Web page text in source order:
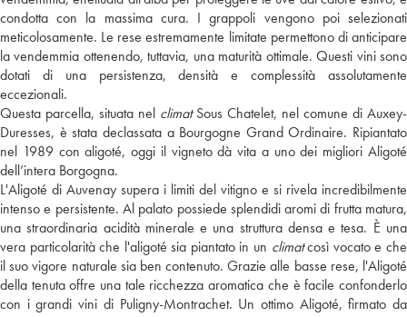
condotta con la massima cura. I grappoli vengono poi selezionati
meticolosamente. Le rese estremamente limitate permettono di anticipare
la vendemmia ottenendo, tuttavia, una maturità ottimale. Questi vini sono
dotati di una persistenza, densità e complessità assolutamente
eccezionali.
Questa parcella, situata nel climatSous Chatelet, nel comune di Auxey-
Duresses, è stata declassata a Bourgogne Grand Ordinaire. Ripiantato
nel 1989 con aligoté, oggi il vigneto dà vita a uno dei migliori Aligoté
dell’intera Borgogna.
L'Aligoté di Auvenay supera i limiti del vitigno e si rivela incredibilmente
intenso e persistente. Al palato possiede splendidi aromi di frutta matura,
una straordinaria acidità minerale e una struttura densa e tesa. È una
vera particolarità che l'aligoté sia piantato in un climatcosì vocato e che
il suo vigore naturale sia ben contenuto. Grazie alle basse rese, l'Aligoté
della tenuta offre una tale ricchezza aromatica che è facile confonderlo
con i grandi vini di Puligny-Montrachet. Un ottimo Aligoté, firmato da